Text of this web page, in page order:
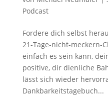
Podcast
Fordere dich selbst
21-Tage-nicht-meckern-
einfach es sein kann,
positive, dir dienliche
lässt sich wieder
Dankbarkeitstagebuch...